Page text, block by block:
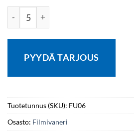
Filmivaneri I F/V 15x1250x2500
PYYDÄ TARJOUS
Tuotetunnus (SKU): FU06
Osasto: Filmivaneri